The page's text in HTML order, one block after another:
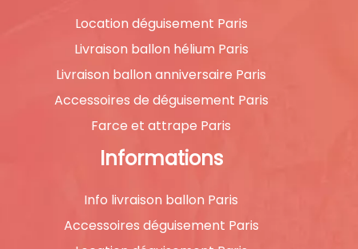
Location déguisement Paris
Livraison ballon hélium Paris
Livraison ballon anniversaire Paris
Accessoires de déguisement Paris
Farce et attrape Paris
Informations
Info livraison ballon Paris
Accessoires déguisement Paris